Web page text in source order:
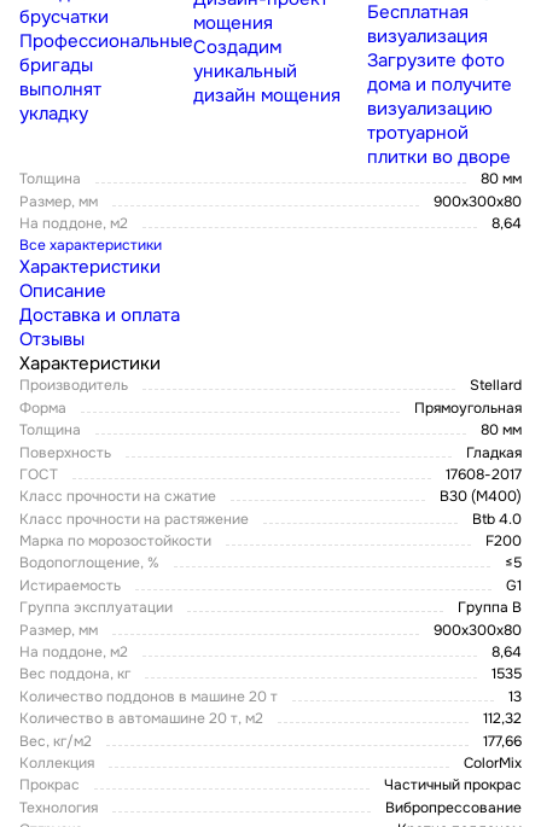
брусчатки
Профессиональные
бригады
выполнят
укладку
мощения
Создадим
уникальный
дизайн мощения
Бесплатная
визуализация
Загрузите фото
дома и получите
визуализацию
тротуарной
плитки во дворе
Толщина
80 мм
Размер, мм
900x300x80
На поддоне, м2
8,64
Все характеристики
Характеристики
Описание
Доставка и оплата
Отзывы
Характеристики
Производитель
Stellard
Форма
Прямоугольная
Толщина
80 мм
Поверхность
Гладкая
ГОСТ
17608-2017
Класс прочности на сжатие
В30 (М400)
Класс прочности на растяжение
Btb 4.0
Марка по морозостойкости
F200
Водопоглощение, %
≤5
Истираемость
G1
Группа эксплуатации
Группа В
Размер, мм
900x300x80
На поддоне, м2
8,64
Вес поддона, кг
1535
Количество поддонов в машине 20 т
13
Количество в автомашине 20 т, м2
112,32
Вес, кг/м2
177,66
Коллекция
ColorMix
Прокрас
Частичный прокрас
Технология
Вибропрессование